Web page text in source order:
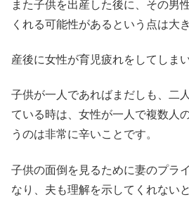
また子供を出産した後に、その男
くれる可能性があるという点は大
産後に女性が育児疲れをしてしまい
子供が一人であればまだしも、二
ている時は、女性が一人で複数人
うのは非常に辛いことです。
子供の面倒を見るために妻のプラ
なり、夫も理解を示してくれない